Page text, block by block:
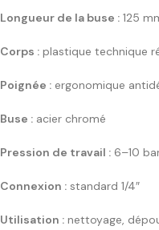
Longueur de la buse : 125
Corps : plastique technique
Poignée : ergonomique
Buse : acier chromé
Pression de travail : 6–10
Connexion : standard 1/4″
Utilisation : nettoyage,